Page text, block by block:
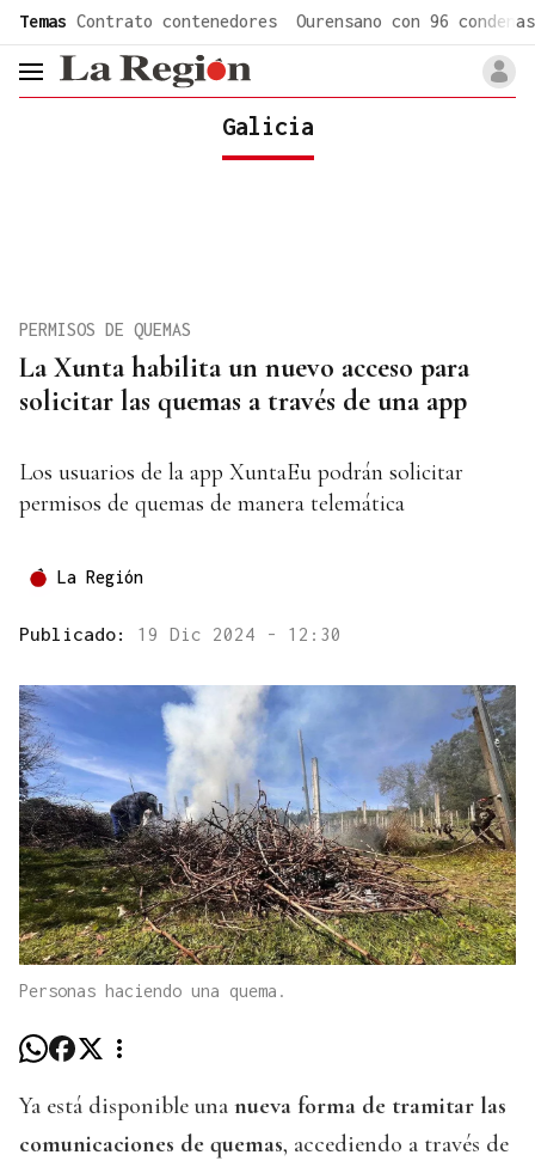
Temas Contrato contenedores Ourensano con 96 condenas
header.menu.open
Galicia
La Xunta habilita un nuevo acceso para
solicitar las quemas a través de una app
PERMISOS DE QUEMAS
Los usuarios de la app XuntaEu podrán solicitar
permisos de quemas de manera telemática
La Región
Publicado: 19 Dic 2024 - 12:30
Personas haciendo una quema.
Ya está disponible una nueva forma de tramitar las
comunicaciones de quemas, accediendo a través de